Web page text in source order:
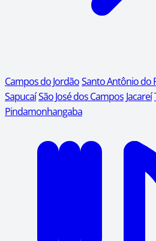
Campos do JordãoSanto Antônio do
SapucaíSão José dos Campos Jacareí
Pindamonhangaba